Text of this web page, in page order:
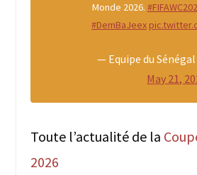
Monde 2026.
#DemBaJeex
— Equipe du Sénégal
May 21,
Toute l’actualité de la
2026